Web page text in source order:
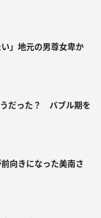
」地元の男尊女卑か
うだった？ バブル期を
向きになった美南さ